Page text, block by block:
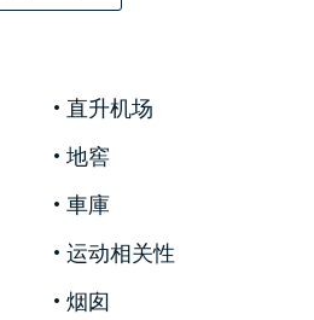
绿地则提供了完美的休闲
享受时光。
房产的土地，这是一栋具
墅，将传统与现代结合在
直升机场
地窖
車庫
运动相关性
烟囱